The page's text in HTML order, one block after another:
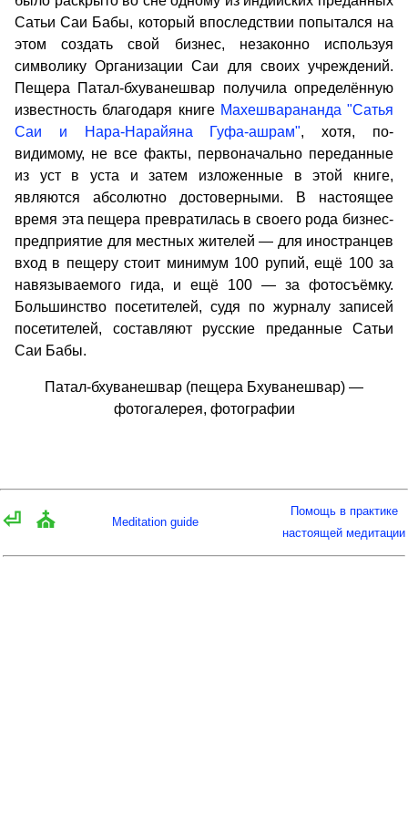
Сатьи Саи Бабы, который впоследствии попытался на
этом создать свой бизнес, незаконно используя
символику Организации Саи для своих учреждений.
Пещера Патал-бхуванешвар получила определённую
известность благодаря книге Махешварананда "Сатья
Саи и Нара-Нарайяна Гуфа-ашрам", хотя, по-
видимому, не все факты, первоначально переданные
из уст в уста и затем изложенные в этой книге,
являются абсолютно достоверными. В настоящее
время эта пещера превратилась в своего рода бизнес-
предприятие для местных жителей — для иностранцев
вход в пещеру стоит минимум 100 рупий, ещё 100 за
навязываемого гида, и ещё 100 — за фотосъёмку.
Большинство посетителей, судя по журналу записей
посетителей, составляют русские преданные Сатьи
Саи Бабы.
Патал-бхуванешвар (пещера Бхуванешвар) —
фотогалерея, фотографии
⏎ ⛪ Meditation guide
Помощь в практике
настоящей медитации